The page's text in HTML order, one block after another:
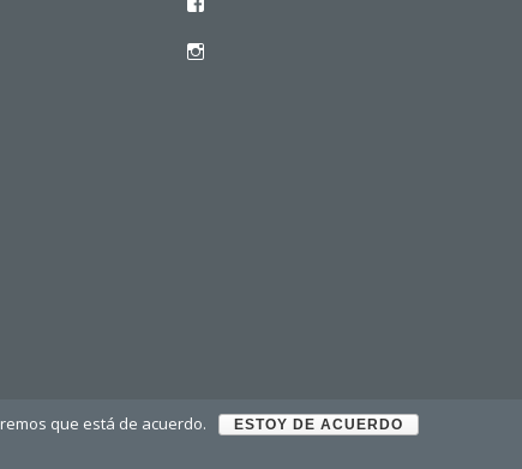
que está de acuerdo.
ESTOY DE ACUERDO